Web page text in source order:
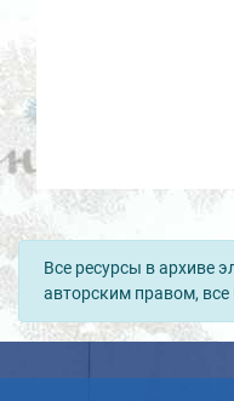
Все ресурсы в архиве
авторским правом,